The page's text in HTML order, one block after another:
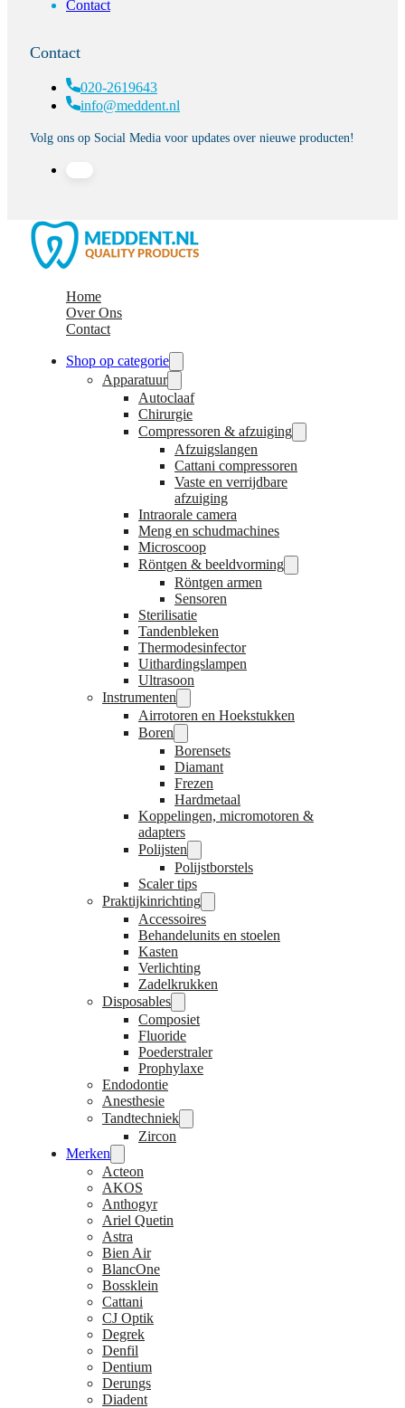
Contact
Contact
020-2619643
info@meddent.nl
Volg ons op Social Media voor updates over nieuwe producten!
Home
Over Ons
Contact
Shop op categorie
Apparatuur
Autoclaaf
Chirurgie
Compressoren & afzuiging
Afzuigslangen
Cattani compressoren
Vaste en verrijdbare
afzuiging
Intraorale camera
Meng en schudmachines
Microscoop
Röntgen & beeldvorming
Röntgen armen
Sensoren
Sterilisatie
Tandenbleken
Thermodesinfector
Uithardingslampen
Ultrasoon
Instrumenten
Airrotoren en Hoekstukken
Boren
Borensets
Diamant
Frezen
Hardmetaal
Koppelingen, micromotoren &
adapters
Polijsten
Polijstborstels
Scaler tips
Praktijkinrichting
Accessoires
Behandelunits en stoelen
Kasten
Verlichting
Zadelkrukken
Disposables
Composiet
Fluoride
Poederstraler
Prophylaxe
Endodontie
Anesthesie
Tandtechniek
Zircon
Merken
Acteon
AKOS
Anthogyr
Ariel Quetin
Astra
Bien Air
BlancOne
Bossklein
Cattani
CJ Optik
Degrek
Denfil
Dentium
Derungs
Diadent